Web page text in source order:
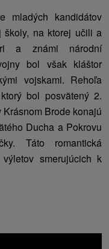
mladých kandidátov
školy, na ktorej učili a
a známi národní
bol však kláštor
vojskami. Rehoľa
bol posvätený 2.
Brode konajú
Ducha a Pokrovu
Táto romantická
smerujúcich k